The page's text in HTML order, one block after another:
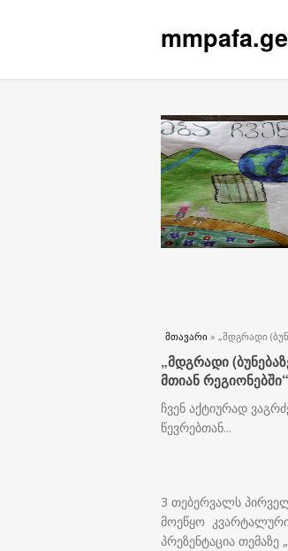
mmpafa.ge
თქვენ აქ ხართ
მთავარი » „მდგრადი
„მდგრადი
მთიან რეგიონებში“
ჩვენ აქტიურად
წევრებთან...
3 თებერვალს
მოეწყო
პრეზენტაცია თემაზე